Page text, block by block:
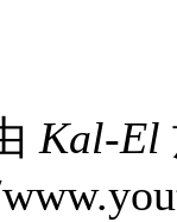
Kal-El